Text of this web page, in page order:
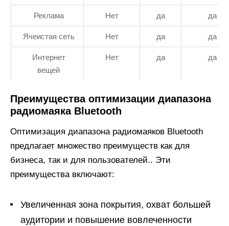
Реклама Нет да да
Ячеистая сеть Нет да да
Интернет
вещей
Нет да да
Преимущества оптимизации диапазона
радиомаяка Bluetooth
Оптимизация диапазона радиомаяков Bluetooth
предлагает множество преимуществ как для
бизнеса, так и для пользователей.. Эти
преимущества включают:
Увеличенная зона покрытия, охват большей
аудитории и повышение вовлеченности